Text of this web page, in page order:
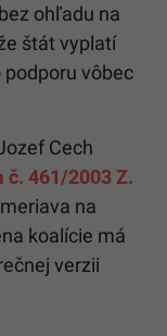
ohľadu na
štát vyplatí
vôbec
Cech
č. 461/2003 Z.
na
koalície má
verzii